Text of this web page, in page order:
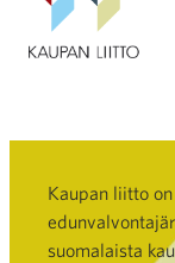
Kaupan liitto
suomalaista